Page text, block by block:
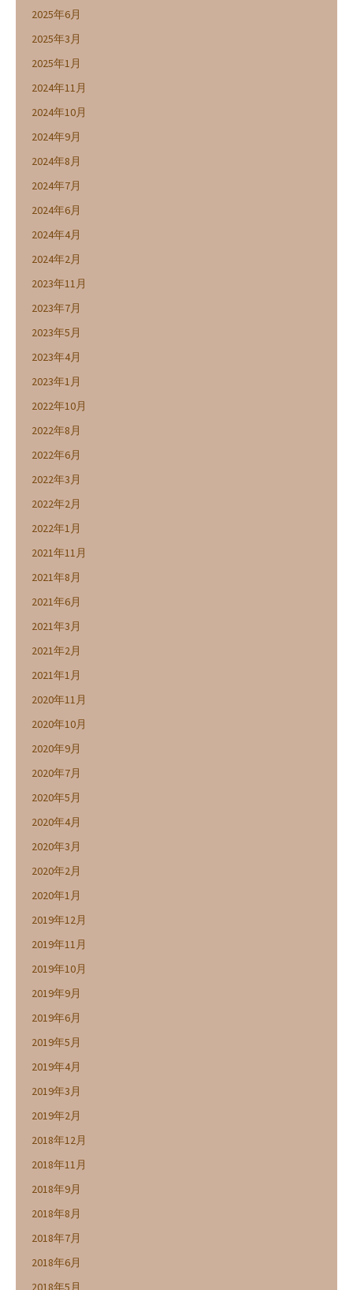
2025年6月
2025年3月
2025年1月
2024年11月
2024年10月
2024年9月
2024年8月
2024年7月
2024年6月
2024年4月
2024年2月
2023年11月
2023年7月
2023年5月
2023年4月
2023年1月
2022年10月
2022年8月
2022年6月
2022年3月
2022年2月
2022年1月
2021年11月
2021年8月
2021年6月
2021年3月
2021年2月
2021年1月
2020年11月
2020年10月
2020年9月
2020年7月
2020年5月
2020年4月
2020年3月
2020年2月
2020年1月
2019年12月
2019年11月
2019年10月
2019年9月
2019年6月
2019年5月
2019年4月
2019年3月
2019年2月
2018年12月
2018年11月
2018年9月
2018年8月
2018年7月
2018年6月